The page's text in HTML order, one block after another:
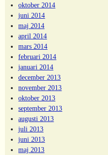
oktober 2014
juni 2014
maj 2014
april 2014
mars 2014
februari 2014
januari 2014
december 2013
november 2013
oktober 2013
september 2013
augusti 2013
juli 2013
juni 2013
maj 2013